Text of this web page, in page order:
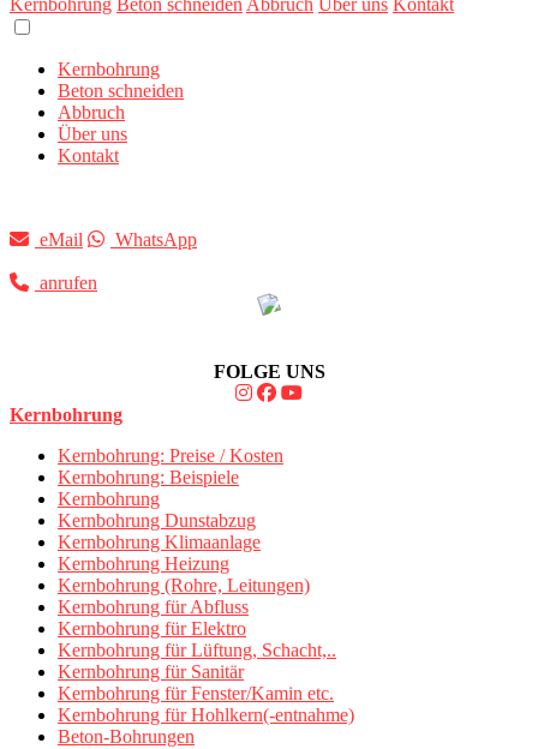
Kernbohrung Beton schneiden Abbruch Über uns Kontakt
Kernbohrung
Beton schneiden
Abbruch
Über uns
Kontakt
eMail WhatsApp
anrufen
FOLGE UNS
Kernbohrung
Kernbohrung: Preise / Kosten
Kernbohrung: Beispiele
Kernbohrung
Kernbohrung Dunstabzug
Kernbohrung Klimaanlage
Kernbohrung Heizung
Kernbohrung (Rohre, Leitungen)
Kernbohrung für Abfluss
Kernbohrung für Elektro
Kernbohrung für Lüftung, Schacht,..
Kernbohrung für Sanitär
Kernbohrung für Fenster/Kamin etc.
Kernbohrung für Hohlkern(-entnahme)
Beton-Bohrungen